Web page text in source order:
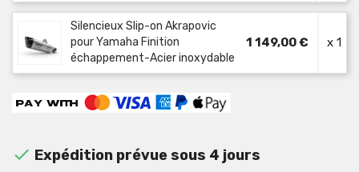
Silencieux Slip-on Akrapovic
pour Yamaha Finition
échappement-Acier inoxydable
1 149,00 € x 1
 Expédition prévue sous 4 jours